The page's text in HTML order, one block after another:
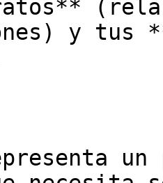
y tus
un